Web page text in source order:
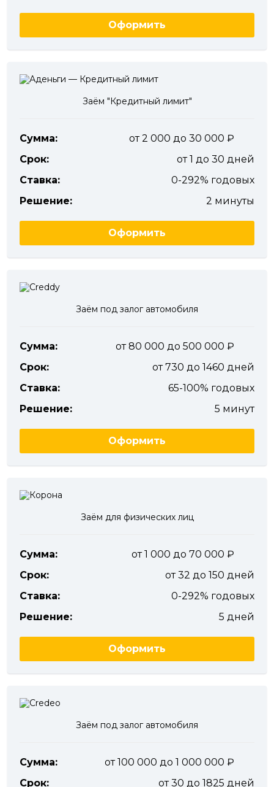
Оформить
Заём "Кредитный лимит"
Сумма:
от 2 000 до 30 000
Срок:
от 1 до 30 дней
Ставка:
0-292% годовых
Решение:
2 минуты
Оформить
Заём под залог автомобиля
Сумма:
от 80 000 до 500 000
Срок:
от 730 до 1460 дней
Ставка:
65-100% годовых
Решение:
5 минут
Оформить
Заём для физических лиц
Сумма:
от 1 000 до 70 000
Срок:
от 32 до 150 дней
Ставка:
0-292% годовых
Решение:
5 дней
Оформить
Заём под залог автомобиля
Сумма:
от 100 000 до 1 000 000
Срок:
от 30 до 1825 дней